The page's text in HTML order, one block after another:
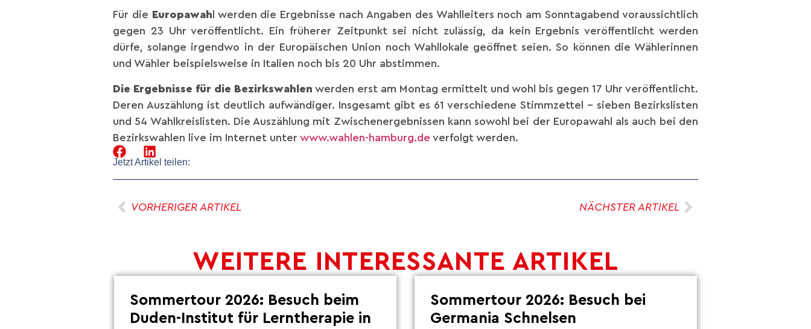
Für die Europawah l werden die Ergebnisse nach Angaben des Wahlleiters noch am Sonntagabend voraussichtlich
gegen 23 Uhr veröffentlicht. Ein früherer Zeitpunkt sei nicht zulässig, da kein Ergebnis veröffentlicht werden
dürfe, solange irgendwo in der Europäischen Union noch Wahllokale geöffnet seien. So können die Wählerinnen
und Wähler beispielsweise in Italien noch bis 20 Uhr abstimmen.
Die Ergebnisse für die Bezirkswahlen werden erst am Montag ermittelt und wohl bis gegen 17 Uhr veröffentlicht.
Deren Auszählung ist deutlich aufwändiger. Insgesamt gibt es 61 verschiedene Stimmzettel – sieben Bezirkslisten
und 54 Wahlkreislisten. Die Auszählung mit Zwischenergebnissen kann sowohl bei der Europawahl als auch bei den
Bezirkswahlen live im Internet unter www.wahlen-hamburg.de verfolgt werden.
Jetzt Artikel teilen:
VORHERIGER ARTIKEL NÄCHSTER ARTIKEL
WEITERE INTERESSANTE ARTIKEL
Sommertour 2026: Besuch beim
Duden-Institut für Lerntherapie in
Sommertour 2026: Besuch bei
Germania Schnelsen